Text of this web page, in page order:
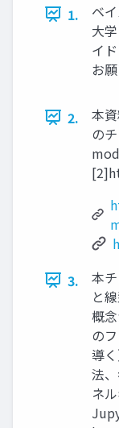
1.
ベ
大
イ
お
2.
本
の
3.
本
と
概
の
導
法
ネ